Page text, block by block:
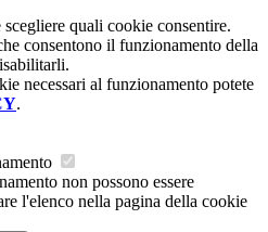
quali cookie consentire.
consentono il funzionamento della
necessari al funzionamento potete
.
non possono essere
l'elenco nella pagina della cookie